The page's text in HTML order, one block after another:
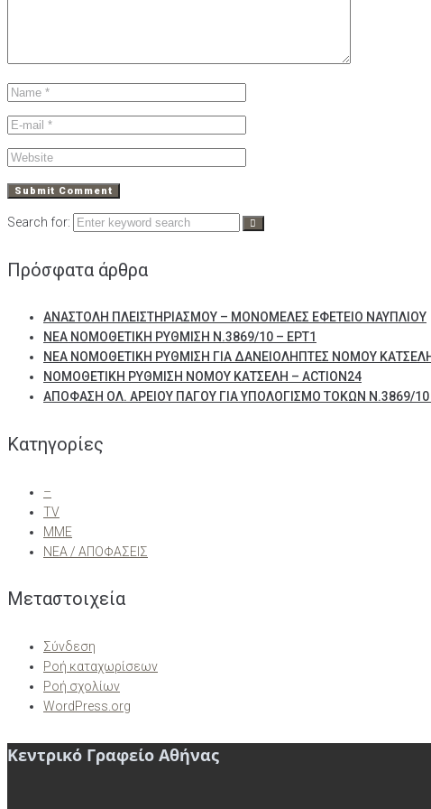
Search for:
Πρόσφατα άρθρα
ΑΝΑΣΤΟΛΗ ΠΛΕΙΣΤΗΡΙΑΣΜΟΥ – ΜΟΝΟΜΕΛΕΣ ΕΦΕΤΕΙΟ ΝΑΥΠΛΙΟΥ
ΝΕΑ ΝΟΜΟΘΕΤΙΚΗ ΡΥΘΜΙΣΗ Ν.3869/10 – ΕΡΤ1
ΝΕΑ ΝΟΜΟΘΕΤΙΚΗ ΡΥΘΜΙΣΗ ΓΙΑ ΔΑΝΕΙΟΛΗΠΤΕΣ ΝΟΜΟΥ ΚΑΤΣΕΛΗ
ΝΟΜΟΘΕΤΙΚΗ ΡΥΘΜΙΣΗ ΝΟΜΟΥ ΚΑΤΣΕΛΗ – ACTION24
ΑΠΟΦΑΣΗ ΟΛ. ΑΡΕΙΟΥ ΠΑΓΟΥ ΓΙΑ ΥΠΟΛΟΓΙΣΜΟ ΤΟΚΩΝ Ν.3869/10
Kατηγορίες
–
TV
ΜΜΕ
ΝΕΑ / ΑΠΟΦΑΣΕΙΣ
Μεταστοιχεία
Σύνδεση
Ροή καταχωρίσεων
Ροή σχολίων
WordPress.org
Κεντρικό Γραφείο Αθήνας